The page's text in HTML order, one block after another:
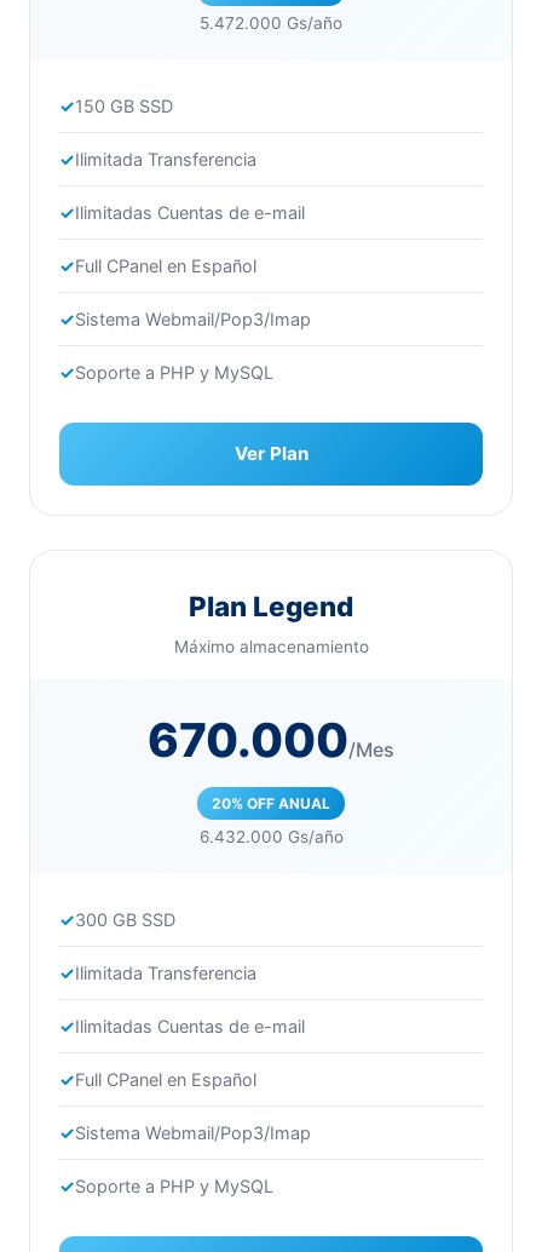
5.472.000 Gs/año
150 GB SSD
Ilimitada Transferencia
Ilimitadas Cuentas de e-mail
Full CPanel en Español
Sistema Webmail/Pop3/Imap
Soporte a PHP y MySQL
Ver Plan
Plan Legend
Máximo almacenamiento
670.000/Mes
20% OFF ANUAL
6.432.000 Gs/año
300 GB SSD
Ilimitada Transferencia
Ilimitadas Cuentas de e-mail
Full CPanel en Español
Sistema Webmail/Pop3/Imap
Soporte a PHP y MySQL